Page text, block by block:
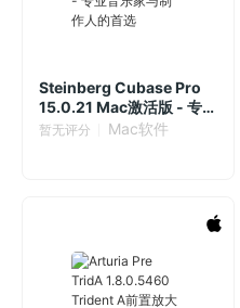
Steinberg Cubase Pro
15.0.21 Mac激活版 - 专
业音乐家与制作人的首选
暂无评分 Mac软件